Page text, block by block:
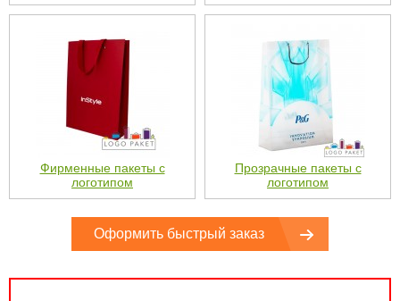
Фирменные пакеты с
логотипом
Прозрачные пакеты с
логотипом
Оформить быстрый заказ